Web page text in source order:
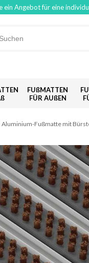
ein Angebot für eine
FUßMATTEN
FÜR AUßEN
Aluminium-Fußmatte mit